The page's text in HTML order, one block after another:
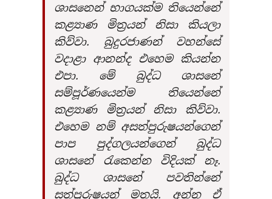
ශාසනෙන් භාගයක්ම තියෙන්නේ
කළ්‍යාණ මිත්‍රයන් නිසා කියලා
කිව්වා. බුදුරජාණන් වහන්සේ
වදාළා ආනන්ද එහෙම කියන්න
එපා. මේ බුද්ධ ශාසනේ
සම්පූර්ණයෙන්ම තියෙන්නේ
කළ්‍යාණ මිත්‍රයන් නිසා කිව්වා.
එහෙම නම් අසත්පුරුෂයන්ගෙන්
පාප පුද්ගලයන්ගෙන් බුද්ධ
ශාසනේ රැකෙන්න විදියක් නෑ.
බුද්ධ ශාසනේ පවතින්නේ
සත්පුරුෂයන් මතයි. අන්න ඒ